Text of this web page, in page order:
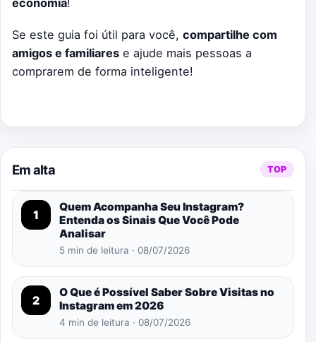
economia!
Se este guia foi útil para você, compartilhe com
amigos e familiares e ajude mais pessoas a
comprarem de forma inteligente!
Em alta TOP
1
Quem Acompanha Seu Instagram?
Entenda os Sinais Que Você Pode
Analisar
5 min de leitura · 08/07/2026
2
O Que é Possível Saber Sobre Visitas no
Instagram em 2026
4 min de leitura · 08/07/2026